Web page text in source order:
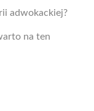
adwokackiej?
na ten